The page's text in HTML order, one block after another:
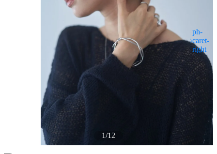
1/12